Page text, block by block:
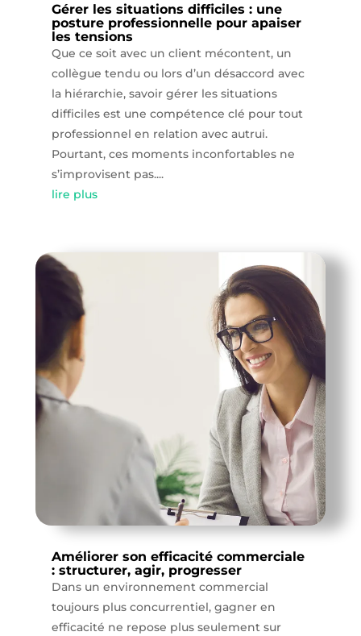
Gérer les situations difficiles : une
posture professionnelle pour apaiser
les tensions
Que ce soit avec un client mécontent, un
collègue tendu ou lors d’un désaccord avec
la hiérarchie, savoir gérer les situations
difficiles est une compétence clé pour tout
professionnel en relation avec autrui.
Pourtant, ces moments inconfortables ne
s’improvisent pas....
lire plus
Améliorer son efficacité commerciale
: structurer, agir, progresser
Dans un environnement commercial
toujours plus concurrentiel, gagner en
efficacité ne repose plus seulement sur